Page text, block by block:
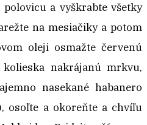
a vyškrabte všetky
na mesiačiky a potom
oleji osmažte červenú
nakrájanú mrkvu,
nasekané habanero
osoľte a okoreňte a chvíľu